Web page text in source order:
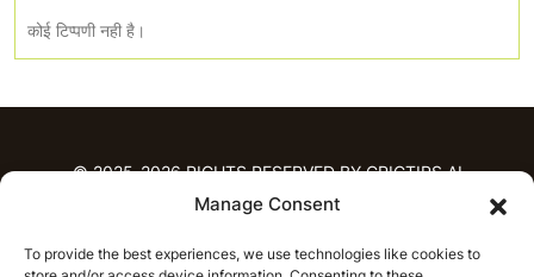
Manage Consent
To provide the best experiences, we use technologies like cookies to
कोई टिप्पणी नही है।
© 2025-2026 RIGHTS RESERVED BY CRICTIPS.AI
भविष्यवाणियाँ